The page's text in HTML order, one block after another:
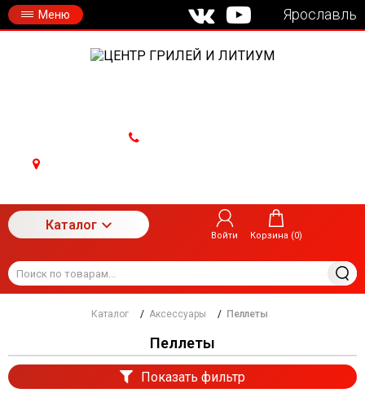
Меню Ярославль
Ярославль, Мышкинский проезд, 5, Ярославль,
Каталог
Войти Корзина (0)
Каталог / Аксессуары / Пеллеты
Пеллеты
Показать фильтр